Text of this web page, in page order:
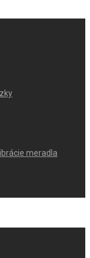
meradla